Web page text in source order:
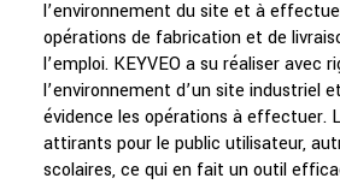
l’environnement du site et à
opérations de fabrication et de
l’emploi. KEYVEO a su réaliser avec
l’environnement d’un site industriel
évidence les opérations à effectuer.
attirants pour le public utilisateur,
scolaires, ce qui en fait un outil